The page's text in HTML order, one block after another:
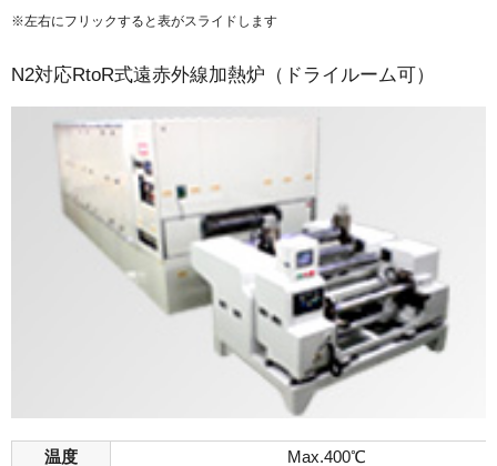
※左右にフリックすると表がスライドします
N2対応RtoR式遠赤外線加熱炉（ドライルーム可）
温度 Max.400℃